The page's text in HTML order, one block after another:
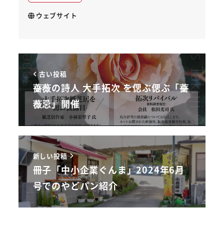
ウェブサイト
古い投稿
薔薇の詩人 大手拓次 を偲ぶ偲ぶ「薔
薇忌」開催
新しい投稿
冊子「中小企業ぐんま」2024年6月
号でのやどパン紹介